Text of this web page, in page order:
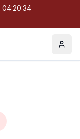
04:20:34
Perfil